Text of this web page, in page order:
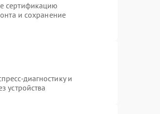
сертификацию
и сохранение
диагностику и
устройства